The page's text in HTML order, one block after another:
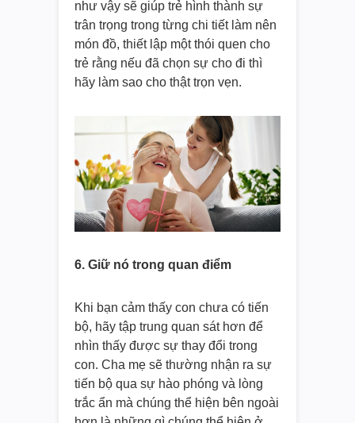
như vậy sẽ giúp trẻ hình thành sự
trân trọng trong từng chi tiết làm nên
món đồ, thiết lập một thói quen cho
trẻ rằng nếu đã chọn sự cho đi thì
hãy làm sao cho thật trọn vẹn.
6. Giữ nó trong quan điểm
Khi bạn cảm thấy con chưa có tiến
bộ, hãy tập trung quan sát hơn để
nhìn thấy được sự thay đổi trong
con. Cha mẹ sẽ thường nhận ra sự
tiến bộ qua sự hào phóng và lòng
trắc ẩn mà chúng thể hiện bên ngoài